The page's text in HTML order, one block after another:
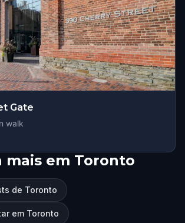
Gate
walk
mais em Toronto
de Toronto
em Toronto